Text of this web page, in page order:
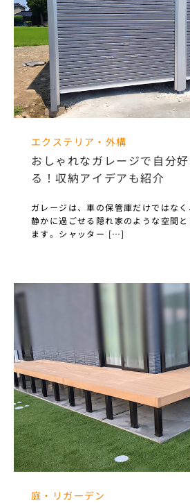
エクステリア・外構
おしゃれなガレージで自分
る！収納アイデアも紹介
ガレージは、車の保管庫だけではな
静かに過ごせる隠れ家のような空間
ます。シャッター […]
庭・リガーデン